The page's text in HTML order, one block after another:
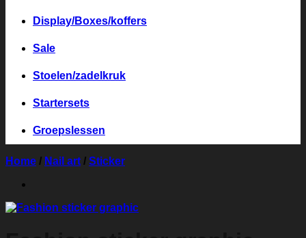
Display/Boxes/koffers
Sale
Stoelen/zadelkruk
Startersets
Groepslessen
Home / Nail art / Sticker